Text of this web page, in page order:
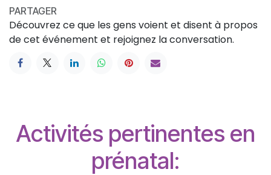
PARTAGER
Découvrez ce que les gens voient et disent à propos
de cet événement et rejoignez la conversation.
Activités pertinentes en
prénatal: